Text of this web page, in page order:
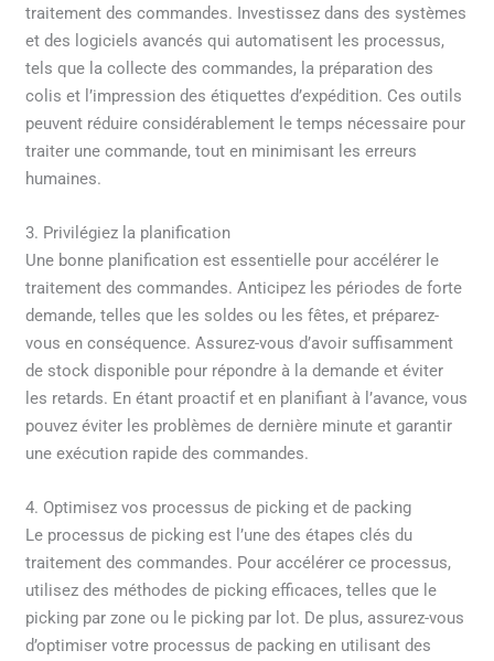
traitement des commandes. Investissez dans des systèmes
et des logiciels avancés qui automatisent les processus,
tels que la collecte des commandes, la préparation des
colis et l’impression des étiquettes d’expédition. Ces outils
peuvent réduire considérablement le temps nécessaire pour
traiter une commande, tout en minimisant les erreurs
humaines.
3. Privilégiez la planification
Une bonne planification est essentielle pour accélérer le
traitement des commandes. Anticipez les périodes de forte
demande, telles que les soldes ou les fêtes, et préparez-
vous en conséquence. Assurez-vous d’avoir suffisamment
de stock disponible pour répondre à la demande et éviter
les retards. En étant proactif et en planifiant à l’avance, vous
pouvez éviter les problèmes de dernière minute et garantir
une exécution rapide des commandes.
4. Optimisez vos processus de picking et de packing
Le processus de picking est l’une des étapes clés du
traitement des commandes. Pour accélérer ce processus,
utilisez des méthodes de picking efficaces, telles que le
picking par zone ou le picking par lot. De plus, assurez-vous
d’optimiser votre processus de packing en utilisant des